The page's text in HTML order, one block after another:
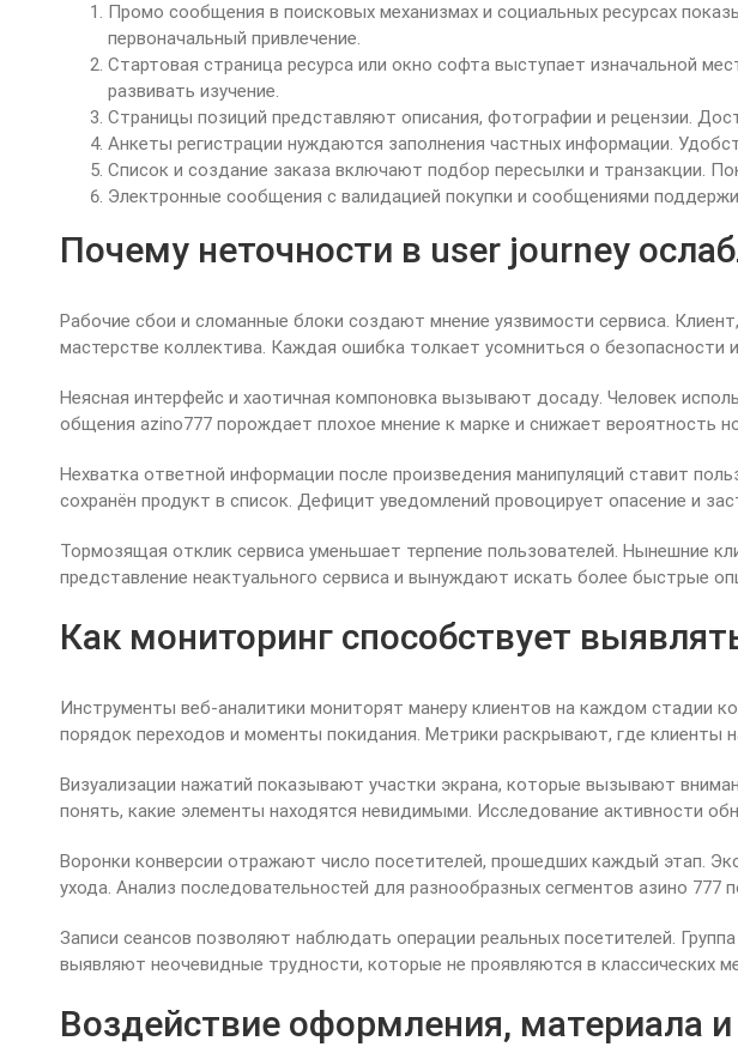
Промо сообщения в поисковых механизмах и социальных ресурсах
первоначальный привлечение.
Стартовая страница ресурса или окно софта выступает изначальной
развивать изучение.
Страницы позиций представляют описания, фотографии и рецензии.
Анкеты регистрации нуждаются заполнения частных информации.
Список и создание заказа включают подбор пересылки и транзакции.
Электронные сообщения с валидацией покупки и сообщениями
Почему неточности в user journey
Рабочие сбои и сломанные блоки создают мнение уязвимости сервиса.
мастерстве коллектива. Каждая ошибка толкает усомниться о безопасности
Неясная интерфейс и хаотичная компоновка вызывают досаду. Человек
общения azino777 порождает плохое мнение к марке и снижает вероятность
Нехватка ответной информации после произведения манипуляций ставит
сохранён продукт в список. Дефицит уведомлений провоцирует опасение и
Тормозящая отклик сервиса уменьшает терпение пользователей. Нынешние
представление неактуального сервиса и вынуждают искать более быстрые
Как мониторинг способствует
Инструменты веб-аналитики мониторят манеру клиентов на каждом стадии
порядок переходов и моменты покидания. Метрики раскрывают, где клиенты
Визуализации нажатий показывают участки экрана, которые вызывают
понять, какие элементы находятся невидимыми. Исследование активности
Воронки конверсии отражают число посетителей, прошедших каждый этап.
ухода. Анализ последовательностей для разнообразных сегментов азино 777
Записи сеансов позволяют наблюдать операции реальных посетителей.
выявляют неочевидные трудности, которые не проявляются в классических
Воздействие оформления, материала